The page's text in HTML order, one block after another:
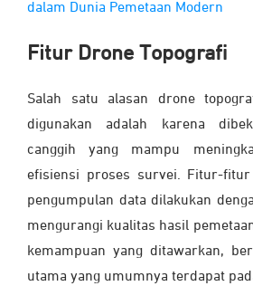
dalam Dunia Pemetaan Modern
Fitur Drone Topografi
Salah satu alasan drone
digunakan adalah karena
canggih yang mampu
efisiensi proses survei. Fitur-
pengumpulan data dilakukan
mengurangi kualitas hasil
kemampuan yang ditawarkan,
utama yang umumnya terdapat